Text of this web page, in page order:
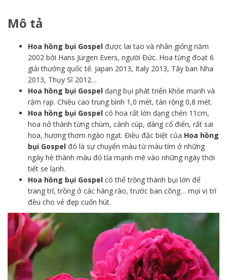
Mô tả
Hoa hồng bụi Gospel được lai tạo và nhân giống năm
2002 bởi Hans Jürgen Evers, người Đức. Hoa từng đoạt 6
giải thưởng quốc tế: Japan 2013, Italy 2013, Tây ban Nha
2013, Thụy Sĩ 2012…
Hoa hồng bụi Gospel dạng bụi phát triển khỏe mạnh và
rậm rạp. Chiều cao trung bình 1,0 mét, tán rộng 0,8 mét.
Hoa hồng bụi Gospel có hoa rất lớn dạng chén 11cm,
hoa nở thành từng chùm, cánh cúp, dáng cổ điển, rất sai
hoa, hương thơm ngào ngạt. Điều đặc biệt của Hoa hồng
bụi Gospel đó là sự chuyển màu từ màu tím ở những
ngày hè thành màu đỏ tía mạnh mẽ vào những ngày thời
tiết se lạnh.
Hoa hồng bụi Gospel có thể trồng thành bụi lớn để
trang trí, trồng ở các hàng rào, trước ban công… mọi vị trí
đều cho vẻ đẹp cuốn hút.